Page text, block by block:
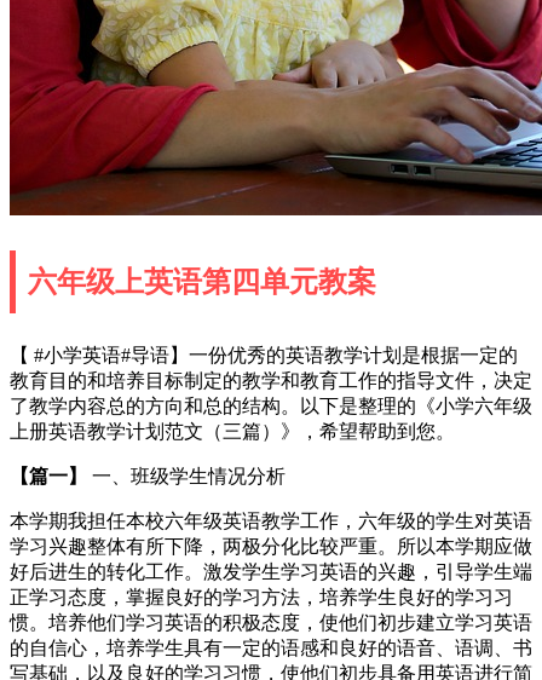
六年级上英语第四单元教案
【 #小学英语#导语】一份优秀的英语教学计划是根据一定的
教育目的和培养目标制定的教学和教育工作的指导文件，决定
了教学内容总的方向和总的结构。以下是整理的《小学六年级
上册英语教学计划范文（三篇）》，希望帮助到您。
【篇一】 一、班级学生情况分析
本学期我担任本校六年级英语教学工作，六年级的学生对英语
学习兴趣整体有所下降，两极分化比较严重。所以本学期应做
好后进生的转化工作。激发学生学习英语的兴趣，引导学生端
正学习态度，掌握良好的学习方法，培养学生良好的学习习
惯。培养他们学习英语的积极态度，使他们初步建立学习英语
的自信心，培养学生具有一定的语感和良好的语音、语调、书
写基础，以及良好的学习习惯，使他们初步具备用英语进行简